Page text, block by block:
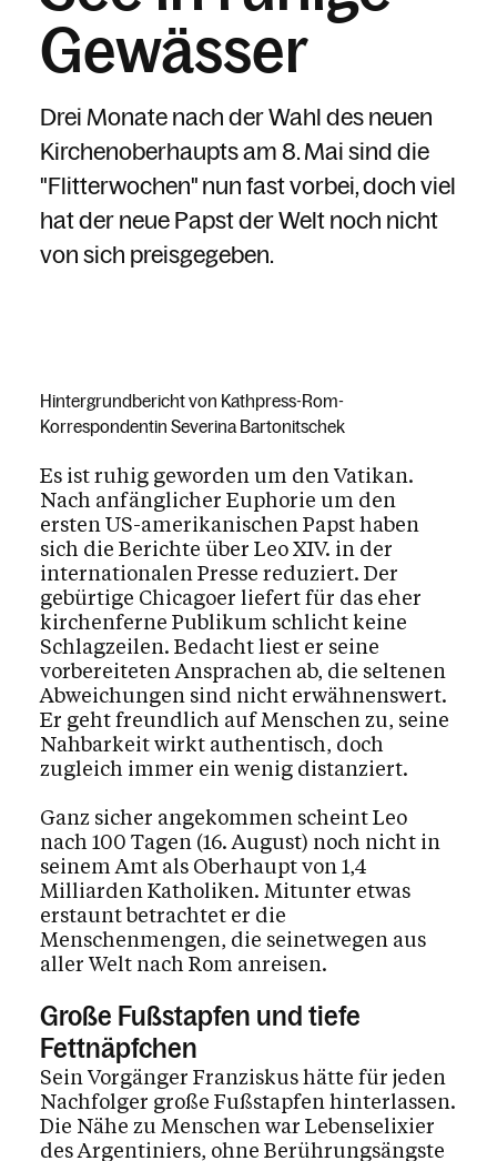
Gewässer
Drei Monate nach der Wahl des neuen
Kirchenoberhaupts am 8. Mai sind die
"Flitterwochen" nun fast vorbei, doch viel
hat der neue Papst der Welt noch nicht
von sich preisgegeben.
Hintergrundbericht von Kathpress-Rom-
Korrespondentin Severina Bartonitschek
Es ist ruhig geworden um den Vatikan.
Nach anfänglicher Euphorie um den
ersten US-amerikanischen Papst haben
sich die Berichte über Leo XIV. in der
internationalen Presse reduziert. Der
gebürtige Chicagoer liefert für das eher
kirchenferne Publikum schlicht keine
Schlagzeilen. Bedacht liest er seine
vorbereiteten Ansprachen ab, die seltenen
Abweichungen sind nicht erwähnenswert.
Er geht freundlich auf Menschen zu, seine
Nahbarkeit wirkt authentisch, doch
zugleich immer ein wenig distanziert.
Ganz sicher angekommen scheint Leo
nach 100 Tagen (16. August) noch nicht in
seinem Amt als Oberhaupt von 1,4
Milliarden Katholiken. Mitunter etwas
erstaunt betrachtet er die
Menschenmengen, die seinetwegen aus
aller Welt nach Rom anreisen.
Große Fußstapfen und tiefe
Fettnäpfchen
Sein Vorgänger Franziskus hätte für jeden
Nachfolger große Fußstapfen hinterlassen.
Die Nähe zu Menschen war Lebenselixier
des Argentiniers, ohne Berührungsängste